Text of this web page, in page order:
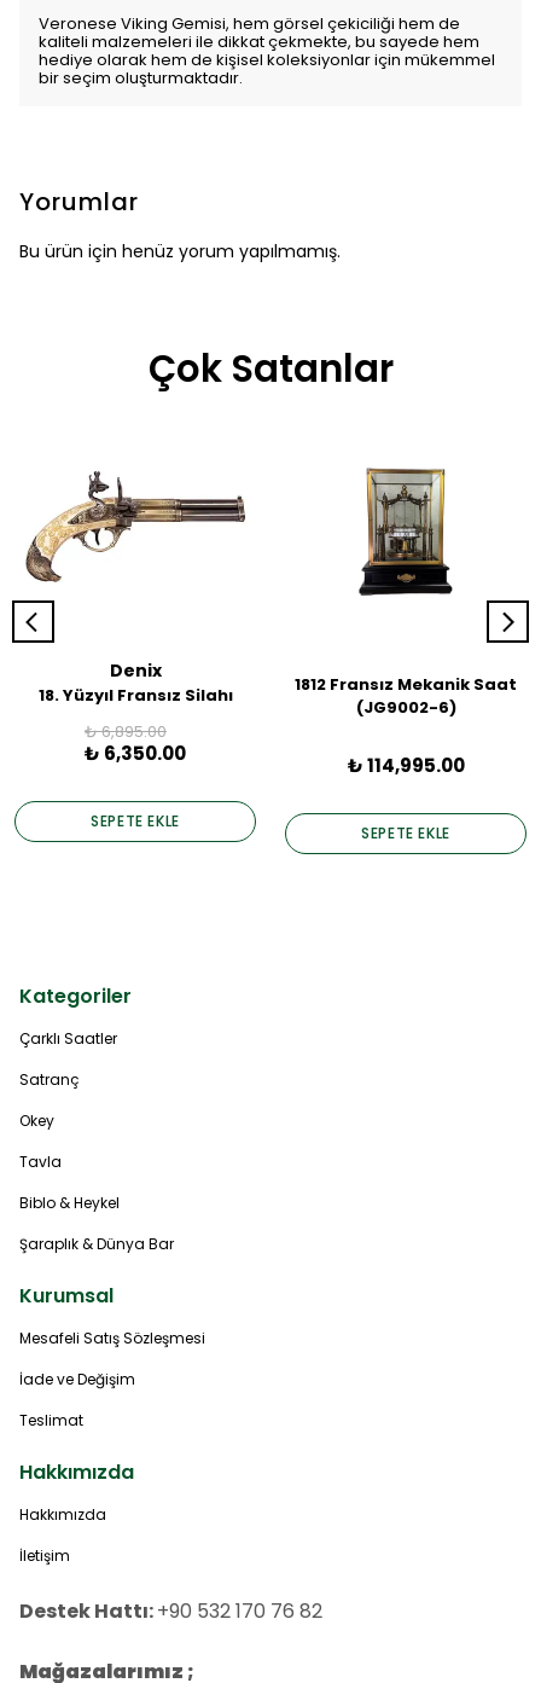
Veronese Viking Gemisi, hem görsel çekiciliği hem de
kaliteli malzemeleri ile dikkat çekmekte, bu sayede hem
hediye olarak hem de kişisel koleksiyonlar için mükemmel
bir seçim oluşturmaktadır.
Yorumlar
Bu ürün için henüz yorum yapılmamış.
Çok Satanlar
Denix
18. Yüzyıl Fransız Silahı
₺ 6,895.00
₺ 6,350.00
SEPETE EKLE
1812 Fransız Mekanik Saat
(JG9002-6)
₺ 114,995.00
SEPETE EKLE
Kategoriler
Çarklı Saatler
Satranç
Okey
Tavla
Biblo & Heykel
Şaraplık & Dünya Bar
Kurumsal
Mesafeli Satış Sözleşmesi
İade ve Değişim
Teslimat
Hakkımızda
Hakkımızda
İletişim
Destek Hattı:+90 532 170 76 82
Mağazalarımız ;